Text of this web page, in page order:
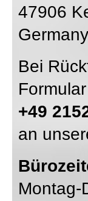
47906
Germany
Bei
+49
an